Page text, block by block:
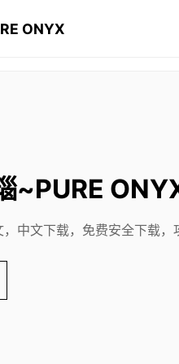
ONYX
~PURE
中文下载，免费安全下载，